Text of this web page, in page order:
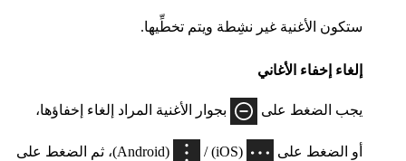
ستكون الأغنية غير نشِطة ويتم تخطِّيها.
إلغاء إخفاء الأغاني
يجب الضغط على بجوار الأغنية المراد إلغاء إخفاؤها،
أو الضغط على (iOS) /
(Android)، ثم الضغط على